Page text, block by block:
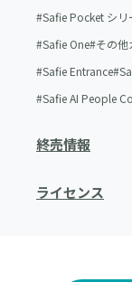
Safie Pocket シリ
Safie One その他
Safie Entrance
Safie AI People
終売情報
ライセンス